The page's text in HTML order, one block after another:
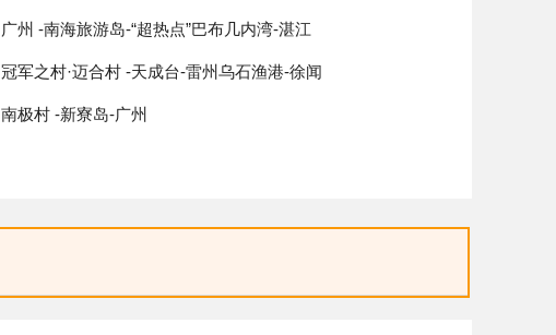
广州 -南海旅游岛-“超热点”巴布几内湾-湛江
冠军之村·迈合村 -天成台-雷州乌石渔港-徐闻
南极村 -新寮岛-广州